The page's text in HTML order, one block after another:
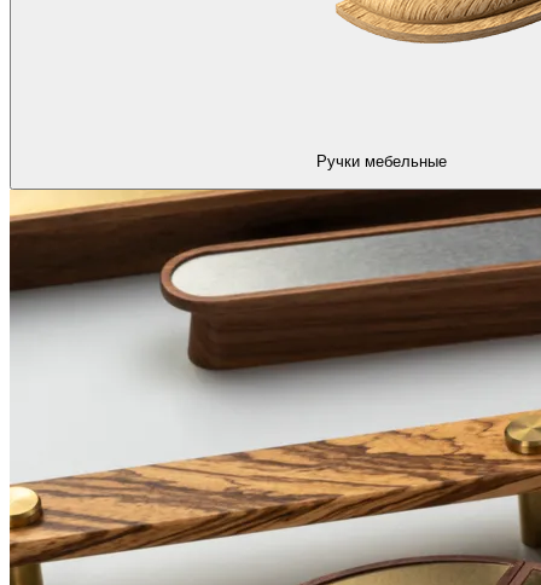
Ручки мебельные